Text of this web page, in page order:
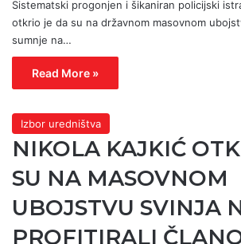
Sistematski progonjen i šikaniran policijski
otkrio je da su na državnom masovnom
sumnje na…
Read More »
Izbor uredništva
NIKOLA KAJKIĆ
SU NA MASOVNOM
UBOJSTVU SVINJA
PROFITIRALI